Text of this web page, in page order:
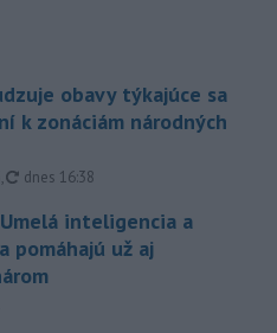
obavy týkajúce sa
k zonáciám národných
, aktualizované
dnes 16:38
inteligencia a
pomáhajú už aj